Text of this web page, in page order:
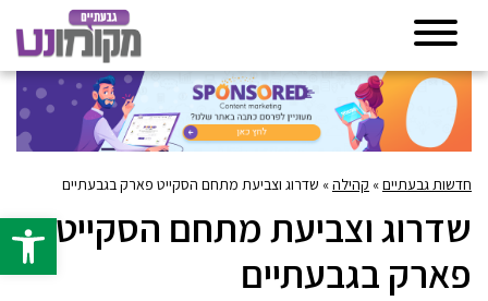
פתח
חדשות גבעתיים» קהילה» שדרוג וצביעת מתחם הסקייט פארק בגבעתיים
שדרוג וצביעת מתחם הסקייט
פארק בגבעתיים